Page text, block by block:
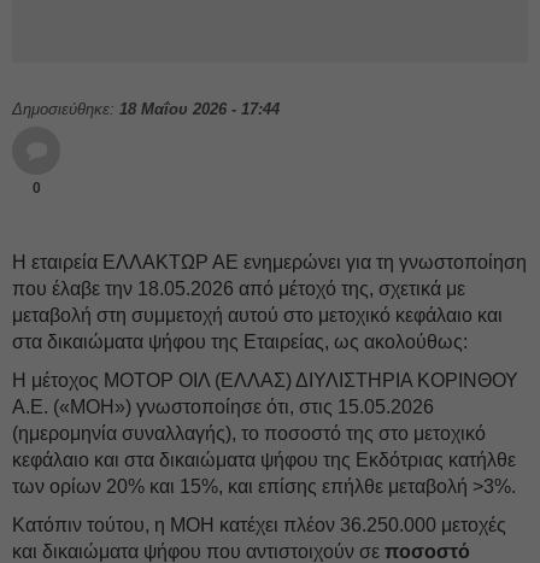
Δημοσιεύθηκε: 18 Μαΐου 2026 - 17:44
0
Η εταιρεία ΕΛΛΑΚΤΩΡ ΑΕ ενημερώνει για τη γνωστοποίηση
που έλαβε την 18.05.2026 από μέτοχό της, σχετικά με
μεταβολή στη συμμετοχή αυτού στο μετοχικό κεφάλαιο και
στα δικαιώματα ψήφου της Εταιρείας, ως ακολούθως:
Η μέτοχος MΟΤΟΡ ΟΙΛ (ΕΛΛΑΣ) ΔΙΥΛΙΣΤΗΡΙΑ ΚΟΡΙΝΘΟΥ
Α.Ε. («ΜΟΗ») γνωστοποίησε ότι, στις 15.05.2026
(ημερομηνία συναλλαγής), το ποσοστό της στο μετοχικό
κεφάλαιο και στα δικαιώματα ψήφου της Εκδότριας κατήλθε
των ορίων 20% και 15%, και επίσης επήλθε μεταβολή >3%.
Κατόπιν τούτου, η ΜΟΗ κατέχει πλέον 36.250.000 μετοχές
και δικαιώματα ψήφου που αντιστοιχούν σε ποσοστό